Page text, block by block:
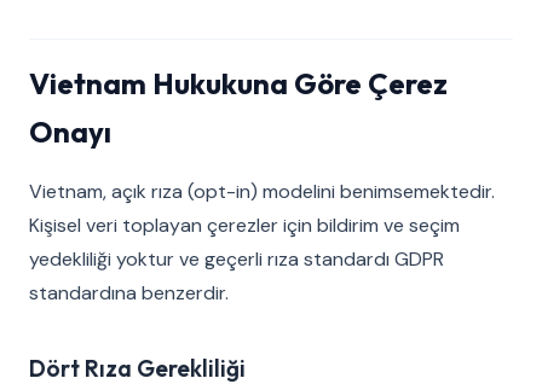
Vietnam Hukukuna Göre Çerez
Onayı
Vietnam, açık rıza (opt-in) modelini benimsemektedir.
Kişisel veri toplayan çerezler için bildirim ve seçim
yedekliliği yoktur ve geçerli rıza standardı GDPR
standardına benzerdir.
Dört Rıza Gerekliliği